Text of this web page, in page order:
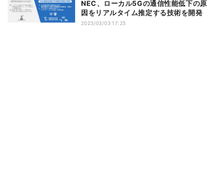
NEC、ローカル5Gの通信性能低下の原
因をリアルタイム推定する技術を開発
2023/03/03 17:25